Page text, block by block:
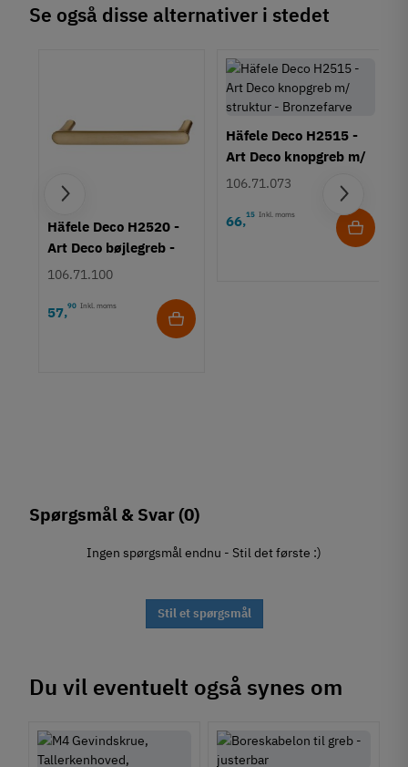
TilstandNy
Se også disse alternativer i stedet
Häfele Deco H2520 -
Art Deco bøjlegreb -
Børstet guldfarvet
106.71.100
57,90 Inkl. moms
Häfele Deco H2515 -
Art Deco knopgreb m/
struktur - Bronzefarve
106.71.073
66,15 Inkl. moms
Spørgsmål & Svar(0)
Ingen spørgsmål endnu - Stil det første :)
Stil et spørgsmål
Du vil eventuelt også synes om